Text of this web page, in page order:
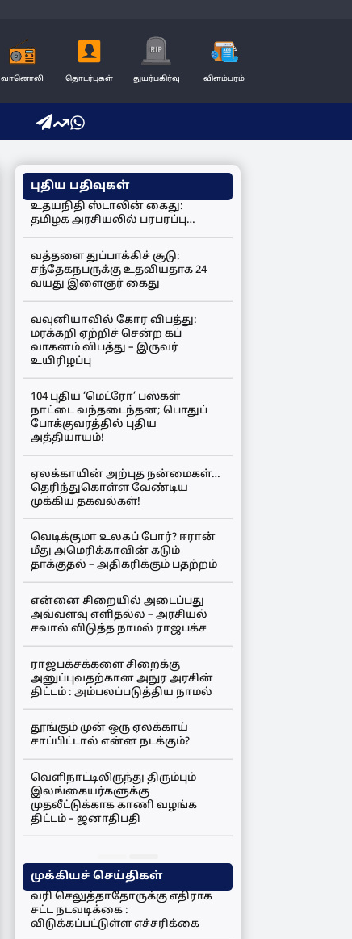
வானொலி தொடர்புகள் துயர்பகிர்வு விளம்பரம்
புதிய பதிவுகள்
உதயநிதி ஸ்டாலின் கைது:
தமிழக அரசியலில் பரபரப்பு…
வத்தளை துப்பாக்கிச் சூடு:
சந்தேகநபருக்கு உதவியதாக 24
வயது இளைஞர் கைது
வவுனியாவில் கோர விபத்து:
மரக்கறி ஏற்றிச் சென்ற கப்
வாகனம் விபத்து – இருவர்
உயிரிழப்பு
104 புதிய ‘மெட்ரோ’ பஸ்கள்
நாட்டை வந்தடைந்தன; பொதுப்
போக்குவரத்தில் புதிய
அத்தியாயம்!
ஏலக்காயின் அற்புத நன்மைகள்…
தெரிந்துகொள்ள வேண்டிய
முக்கிய தகவல்கள்!
வெடிக்குமா உலகப் போர்? ஈரான்
மீது அமெரிக்காவின் கடும்
தாக்குதல் – அதிகரிக்கும் பதற்றம்
என்னை சிறையில் அடைப்பது
அவ்வளவு எளிதல்ல – அரசியல்
சவால் விடுத்த நாமல் ராஜபக்ச
ராஜபக்சக்களை சிறைக்கு
அனுப்புவதற்கான அநுர அரசின்
திட்டம் : அம்பலப்படுத்திய நாமல்
தூங்கும் முன் ஒரு ஏலக்காய்
சாப்பிட்டால் என்ன நடக்கும்?
வெளிநாட்டிலிருந்து திரும்பும்
இலங்கையர்களுக்கு
முதலீட்டுக்காக காணி வழங்க
திட்டம் – ஜனாதிபதி
முக்கியச் செய்திகள்
வரி செலுத்தாதோருக்கு எதிராக
சட்ட நடவடிக்கை :
விடுக்கப்பட்டுள்ள எச்சரிக்கை